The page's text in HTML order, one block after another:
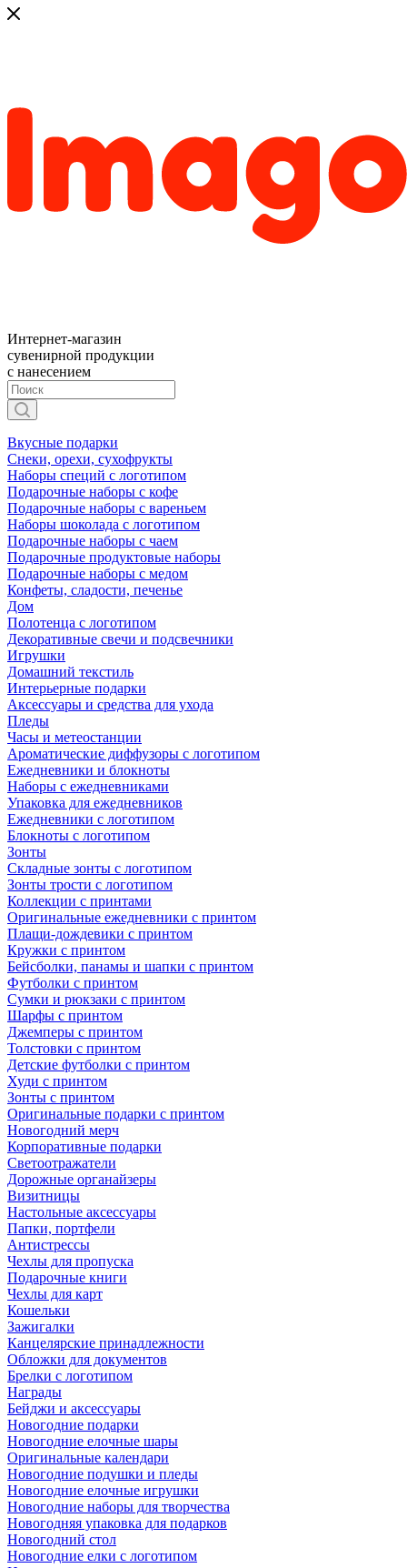
Интернет-магазин
сувенирной продукции
с нанесением
Вкусные подарки
Снеки, орехи, сухофрукты
Наборы специй с логотипом
Подарочные наборы с кофе
Подарочные наборы с вареньем
Наборы шоколада с логотипом
Подарочные наборы с чаем
Подарочные продуктовые наборы
Подарочные наборы с медом
Конфеты, сладости, печенье
Дом
Полотенца с логотипом
Декоративные свечи и подсвечники
Игрушки
Домашний текстиль
Интерьерные подарки
Аксессуары и средства для ухода
Пледы
Часы и метеостанции
Ароматические диффузоры с логотипом
Ежедневники и блокноты
Наборы с ежедневниками
Упаковка для ежедневников
Ежедневники с логотипом
Блокноты с логотипом
Зонты
Складные зонты с логотипом
Зонты трости с логотипом
Коллекции с принтами
Оригинальные ежедневники с принтом
Плащи-дождевики с принтом
Кружки с принтом
Бейсболки, панамы и шапки с принтом
Футболки с принтом
Сумки и рюкзаки с принтом
Шарфы с принтом
Джемперы с принтом
Толстовки с принтом
Детские футболки с принтом
Худи с принтом
Зонты с принтом
Оригинальные подарки с принтом
Новогодний мерч
Корпоративные подарки
Светоотражатели
Дорожные органайзеры
Визитницы
Настольные аксессуары
Папки, портфели
Антистрессы
Чехлы для пропуска
Подарочные книги
Чехлы для карт
Кошельки
Зажигалки
Канцелярские принадлежности
Обложки для документов
Брелки с логотипом
Награды
Бейджи и аксессуары
Новогодние подарки
Новогодние елочные шары
Оригинальные календари
Новогодние подушки и пледы
Новогодние елочные игрушки
Новогодние наборы для творчества
Новогодняя упаковка для подарков
Новогодний стол
Новогодние елки с логотипом